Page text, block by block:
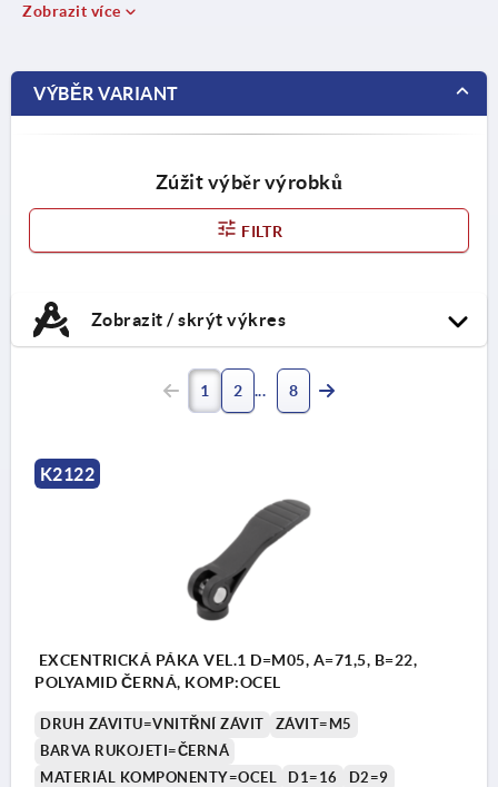
výkonného termoplastu
Osové čepy, z nerezové oceli
pevnosti 5.8 nebo nerezová
ocel 1.4305.
oceli, bez povrchové úpravy.
Zobrazit více
VÝBĚR VARIANT
Zúžit výběr výrobků
FILTR
Zobrazit / skrýt výkres
1 2 8
K2122
EXCENTRICKÁ PÁKA VEL.1 D=M05, A=71,5, B=22,
POLYAMID ČERNÁ, KOMP:OCEL
DRUH ZÁVITU=VNITŘNÍ ZÁVIT
ZÁVIT=M5
BARVA RUKOJETI=ČERNÁ
MATERIÁL KOMPONENTY=OCEL
D1=16
D2=9